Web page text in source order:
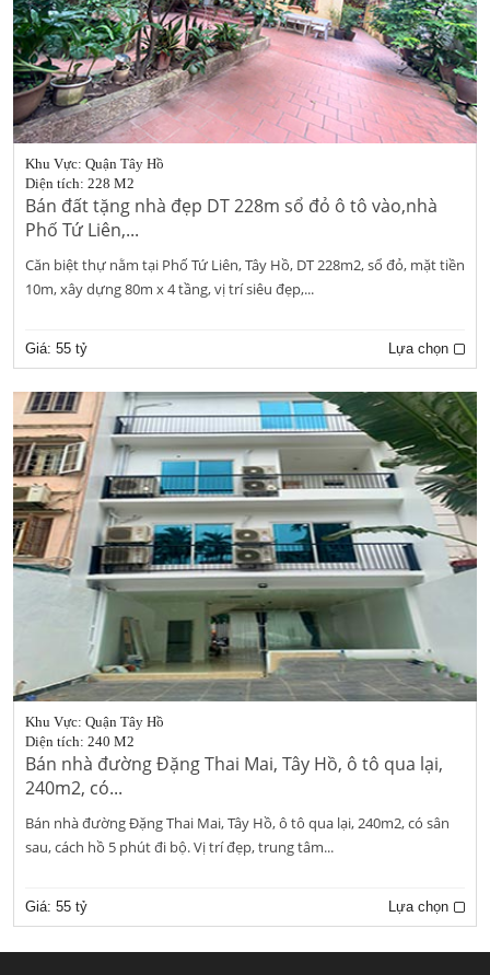
Khu Vực: Quận Tây Hồ
Diện tích: 228 M2
Bán đất tặng nhà đẹp DT 228m sổ đỏ ô tô vào,nhà
Phố Tứ Liên,...
Căn biệt thự nằm tại Phố Tứ Liên, Tây Hồ, DT 228m2, sổ đỏ, mặt tiền
10m, xây dựng 80m x 4 tầng, vị trí siêu đẹp,...
Giá: 55 tỷ Lựa chọn
Khu Vực: Quận Tây Hồ
Diện tích: 240 M2
Bán nhà đường Đặng Thai Mai, Tây Hồ, ô tô qua lại,
240m2, có...
Bán nhà đường Đặng Thai Mai, Tây Hồ, ô tô qua lại, 240m2, có sân
sau, cách hồ 5 phút đi bộ. Vị trí đẹp, trung tâm...
Giá: 55 tỷ Lựa chọn